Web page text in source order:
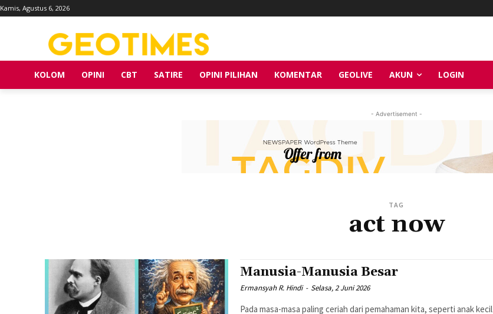
Kamis, Agustus 6, 2026
KOLOM OPINI CBT SATIRE OPINI PILIHAN KOMENTAR GEOLIVE AKUN LOGIN
- Advertisement -
TAG
act now
Manusia-Manusia Besar
Ermansyah R. Hindi - Selasa, 2 Juni 2026
Pada masa-masa paling ceriah dari pemahaman kita, seperti anak kecil